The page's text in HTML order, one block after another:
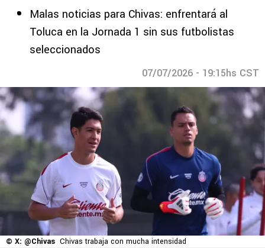
Malas noticias para Chivas: enfrentará al
Toluca en la Jornada 1 sin sus futbolistas
seleccionados
07/07/2026 - 19:15hs CST
© X: @Chivas Chivas trabaja con mucha intensidad